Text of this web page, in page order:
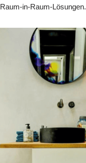
Raum-in-Raum-Lösungen.